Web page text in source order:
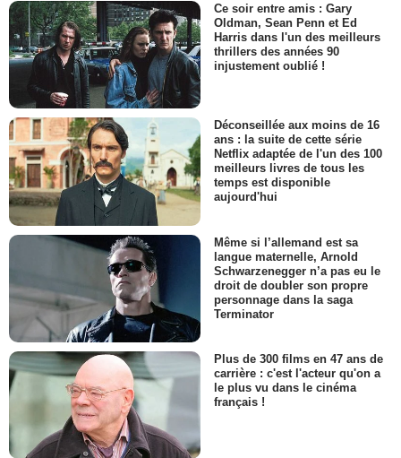
Ce soir entre amis : Gary
Oldman, Sean Penn et Ed
Harris dans l'un des meilleurs
thrillers des années 90
injustement oublié !
Déconseillée aux moins de 16
ans : la suite de cette série
Netflix adaptée de l'un des 100
meilleurs livres de tous les
temps est disponible
aujourd'hui
Même si l’allemand est sa
langue maternelle, Arnold
Schwarzenegger n’a pas eu le
droit de doubler son propre
personnage dans la saga
Terminator
Plus de 300 films en 47 ans de
carrière : c'est l'acteur qu'on a
le plus vu dans le cinéma
français !